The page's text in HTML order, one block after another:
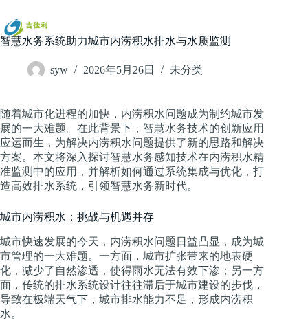
过
内
容
智慧水务系统助力城市内涝积水排水与水质监测
syw 2026年5月26日 未分类
随着城市化进程的加快，内涝积水问题成为制约城市发
展的一大难题。在此背景下，智慧水务技术的创新应用
应运而生，为解决内涝积水问题提供了新的思路和解决
方案。本文将深入探讨智慧水务感知技术在内涝积水精
准监测中的应用，并解析如何通过系统集成与优化，打
造高效排水系统，引领智慧水务新时代。
城市内涝积水：挑战与机遇并存
城市快速发展的今天，内涝积水问题日益凸显，成为城
市管理的一大难题。一方面，城市扩张带来的地表硬
化，减少了自然渗透，使得雨水无法有效下渗；另一方
面，传统的排水系统设计往往滞后于城市建设的步伐，
导致在极端天气下，城市排水能力不足，形成内涝积
水。